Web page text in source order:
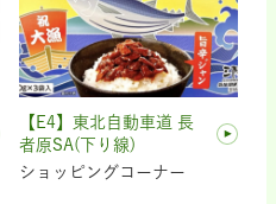
【E4】東北自動車道 長
者原SA(下り線)
ショッピングコーナー